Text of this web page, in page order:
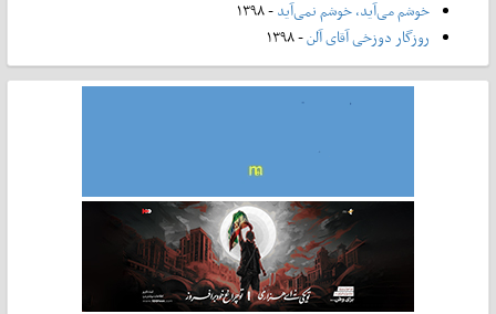
خوشم می‌آید، خوشم نمی‌آید- ۱۳۹۸
روزگار دوزخی آقای آلن- ۱۳۹۸